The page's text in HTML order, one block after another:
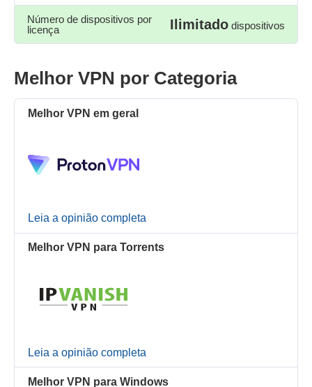
Número de dispositivos por
licença
Ilimitado dispositivos
Melhor VPN por Categoria
Melhor VPN em geral
Leia a opinião completa
Melhor VPN para Torrents
Leia a opinião completa
Melhor VPN para Windows